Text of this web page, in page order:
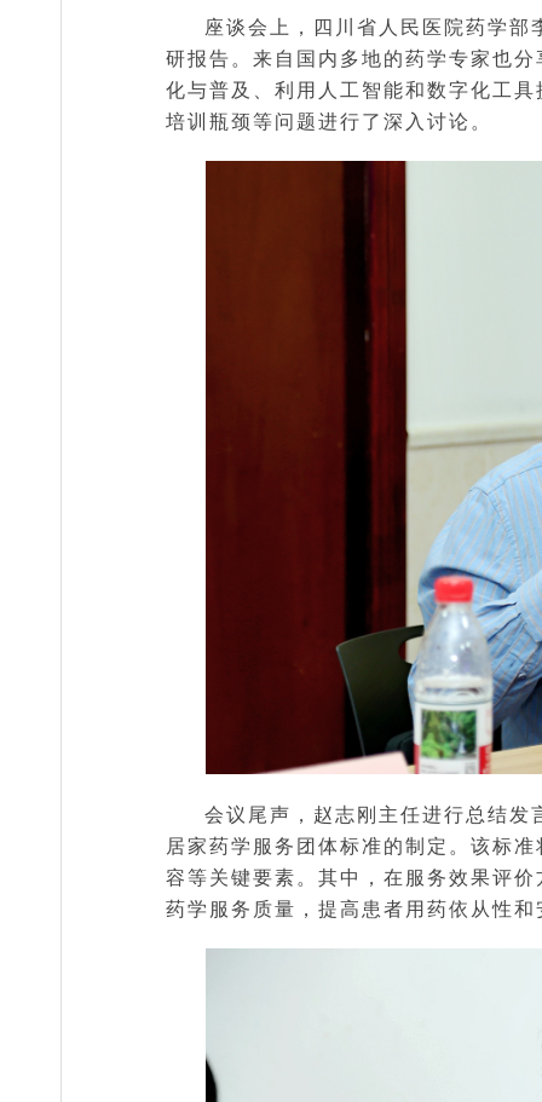
座谈会上，四川省人民医院药学
研报告。来自国内多地的药学专家也
化与普及、利用人工智能和数字化工
培训瓶颈等问题进行了深入讨论。
会议尾声，赵志刚主任进行总结
居家药学服务团体标准的制定。该标
容等关键要素。其中，在服务效果评
药学服务质量，提高患者用药依从性